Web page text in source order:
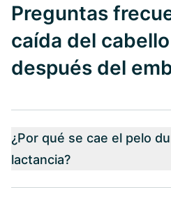
Preguntas
caída del
después del
¿Por qué se cae el pelo
lactancia?